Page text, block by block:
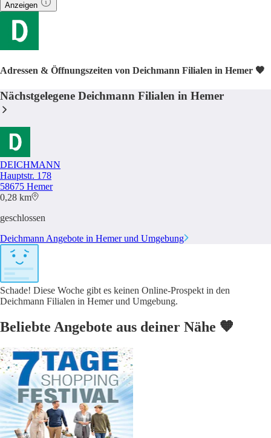
Anzeigen
Adressen & Öffnungszeiten von Deichmann Filialen in Hemer 🧡
Nächstgelegene Deichmann Filialen in Hemer
DEICHMANN
Hauptstr. 178
58675 Hemer
0,28 km
geschlossen
Deichmann Angebote in Hemer und Umgebung
Schade! Diese Woche gibt es keinen Online-Prospekt in den
Deichmann Filialen in Hemer und Umgebung.
Beliebte Angebote aus deiner Nähe 🧡